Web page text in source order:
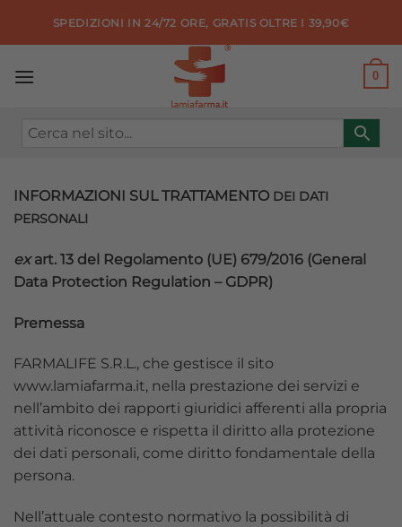
SPEDIZIONI IN 24/72 ORE, GRATIS OLTRE I 39,90€
0
INFORMAZIONI SUL TRATTAMENTO DEI DATI
PERSONALI
exart. 13 del Regolamento (UE) 679/2016 (General
Data Protection Regulation – GDPR)
Premessa
FARMALIFE S.R.L., che gestisce il sito
www.lamiafarma.it, nella prestazione dei servizi e
nell’ambito dei rapporti giuridici afferenti alla propria
attività riconosce e rispetta il diritto alla protezione
dei dati personali, come diritto fondamentale della
persona.
Nell’attuale contesto normativo la possibilità di